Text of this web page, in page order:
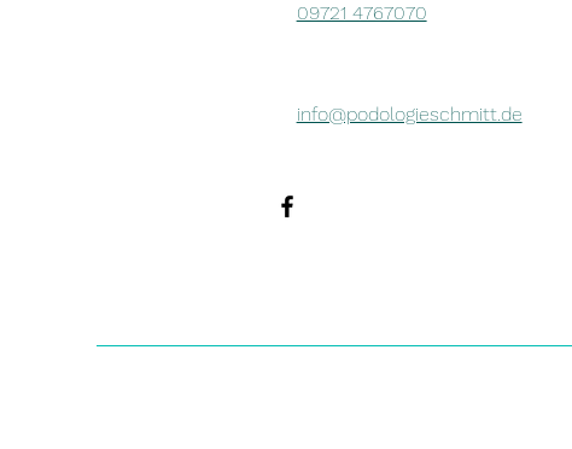
09721 4767070
info@podologieschmitt.de